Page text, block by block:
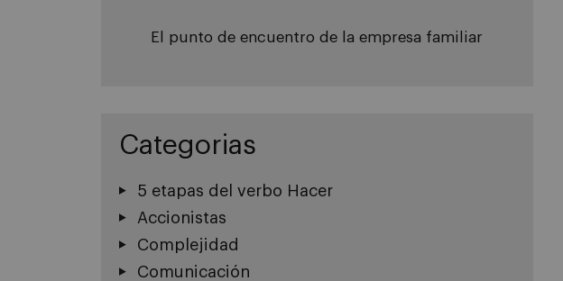
El punto de encuentro de la empresa familiar
Categorias
5 etapas del verbo Hacer
Accionistas
Complejidad
Comunicación